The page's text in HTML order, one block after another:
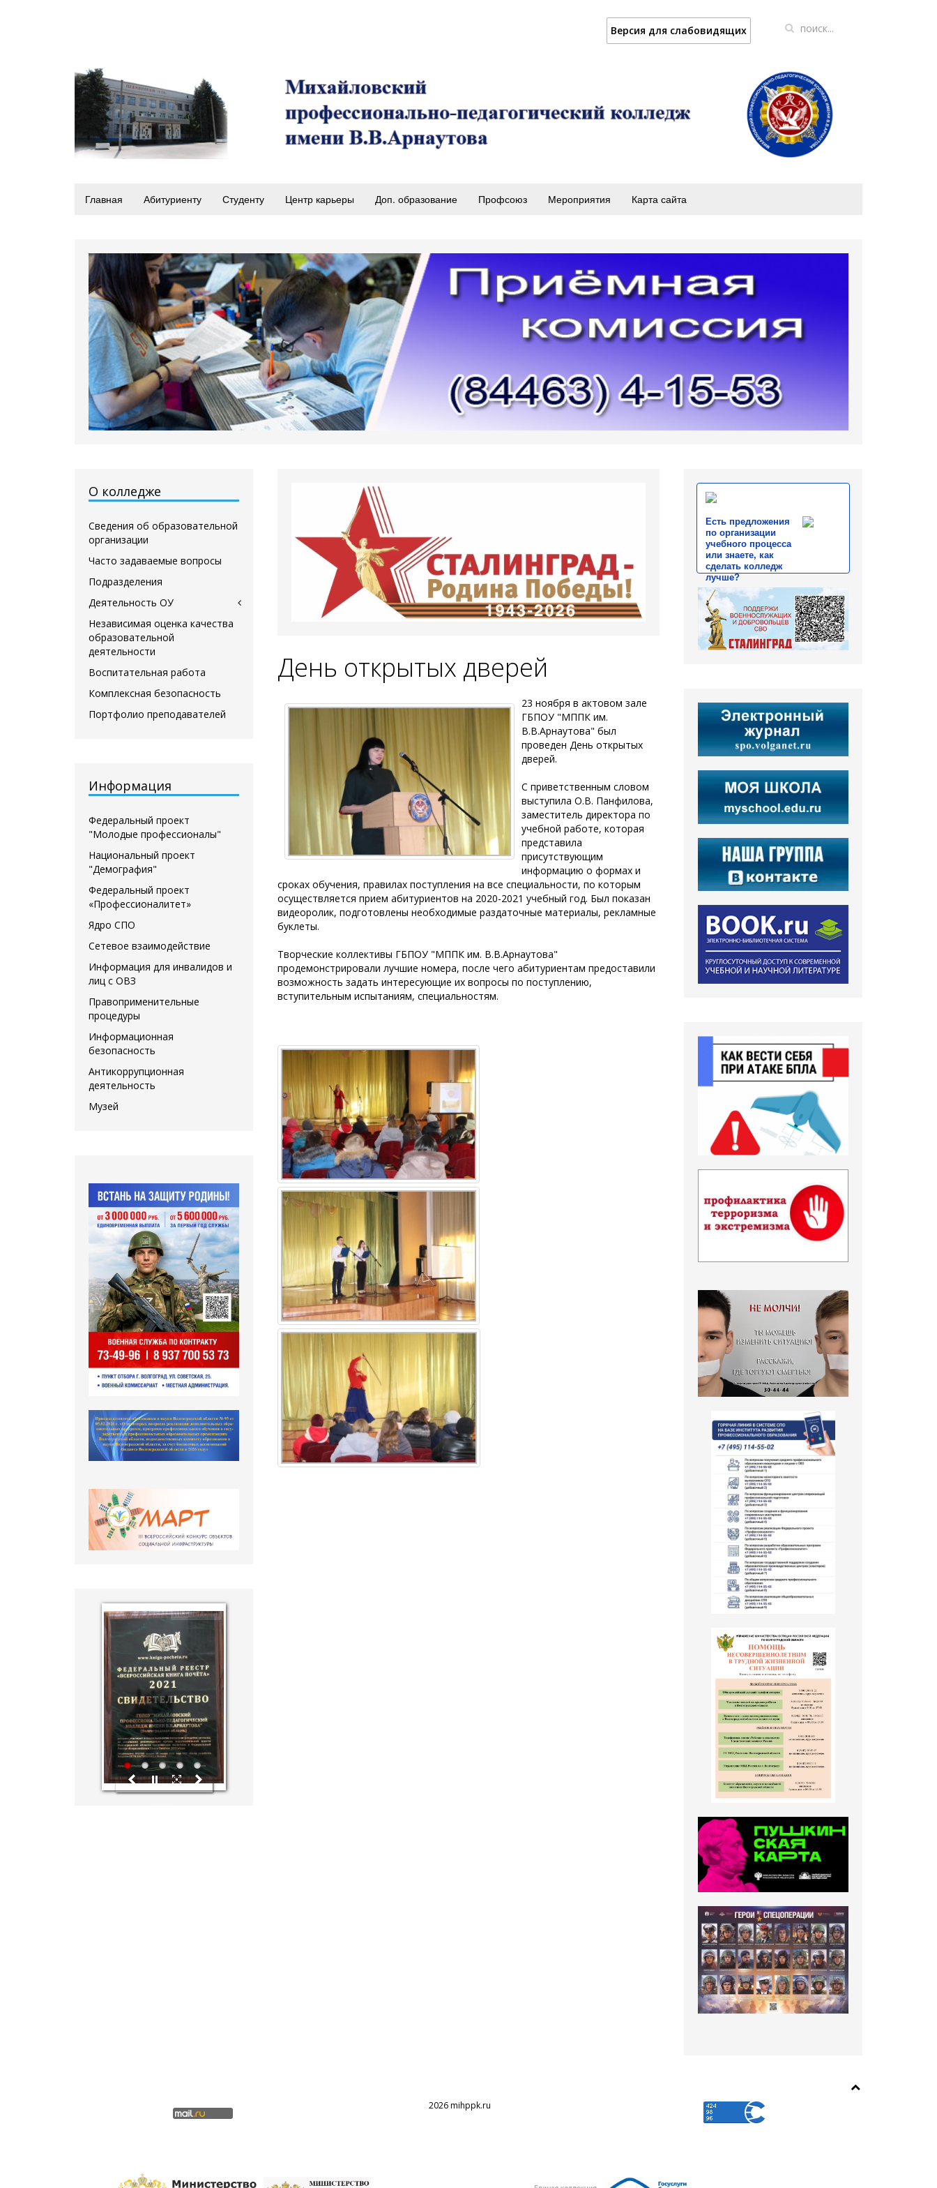
Версия для слабовидящих
Главная Абитуриенту Студенту Центр карьеры Доп. образование Профсоюз Мероприятия Карта сайта
День открытых дверей
23 ноября в актовом зале
ГБПОУ "МППК им.
В.В.Арнаутова" был
проведен День открытых
дверей.
С приветственным словом
выступила О.В. Панфилова,
заместитель директора по
учебной работе, которая
представила
присутствующим
информацию о формах и
сроках обучения, правилах поступления на все специальности, по которым
осуществляется прием абитуриентов на 2020-2021 учебный год. Был показан
видеоролик, подготовлены необходимые раздаточные материалы, рекламные
буклеты.
Творческие коллективы ГБПОУ "МППК им. В.В.Арнаутова"
продемонстрировали лучшие номера, после чего абитуриентам предоставили
возможность задать интересующие их вопросы по поступлению,
вступительным испытаниям, специальностям.
О колледже
Сведения об образовательной
организации
Часто задаваемые вопросы
Подразделения
Деятельность ОУ
Независимая оценка качества
образовательной
деятельности
Воспитательная работа
Комплексная безопасность
Портфолио преподавателей
Информация
Федеральный проект
"Молодые профессионалы"
Национальный проект
"Демография"
Федеральный проект
«Профессионалитет»
Ядро СПО
Сетевое взаимодействие
Информация для инвалидов и
лиц с ОВЗ
Правоприменительные
процедуры
Информационная
безопасность
Антикоррупционная
деятельность
Музей
1 2 3 4 5
hislider.com
Есть предложения
по организации
учебного процесса
или знаете, как
сделать колледж
лучше?
2026 mihppk.ru